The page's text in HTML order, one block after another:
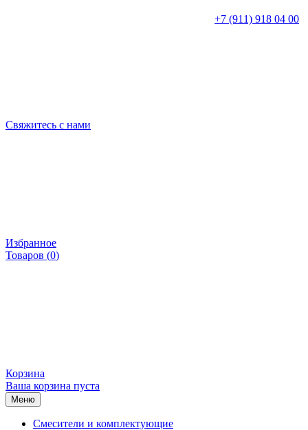
+7 (911) 918 04 00
Свяжитесь с нами
Избранное
Товаров (0)
Корзина
Ваша корзина пуста
Меню
Смесители и комплектующие